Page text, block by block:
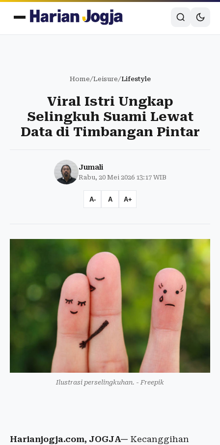
Home/Leisure/Lifestyle
Viral Istri Ungkap
Selingkuh Suami Lewat
Data di Timbangan Pintar
Jumali
Rabu, 20 Mei 2026 13:17 WIB
A- A A+
Ilustrasi perselingkuhan. - Freepik
Harianjogja.com, JOGJA— Kecanggihan